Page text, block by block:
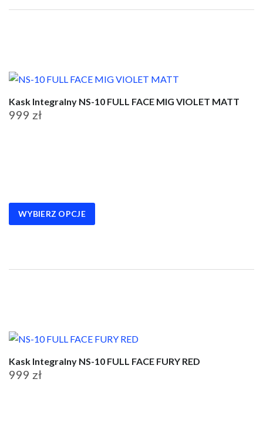
na
Kask Integralny NS-10 FULL FACE MIG VIOLET MATT
999 zł
WYBIERZ OPCJE
wariantów.
Opcje
na
Kask Integralny NS-10 FULL FACE FURY RED
999 zł